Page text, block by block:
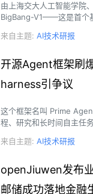
由上海交大人工智能学院
BigBang-V1——这是首个
来自主题: AI技术研报
开源Agent框架刷
harness引争议
这个框架名叫 Prime
程、研究和长时间自主任
火，扩展模型上下文便宜又
来自主题: AI技术研报
openJiuwen发布
邮储成功落地金融